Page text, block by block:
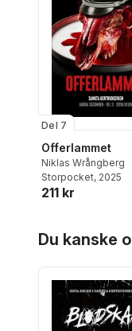
Del 7
Offerlammet
Niklas Wrångberg
Storpocket, 2025
211 kr
Du kanske